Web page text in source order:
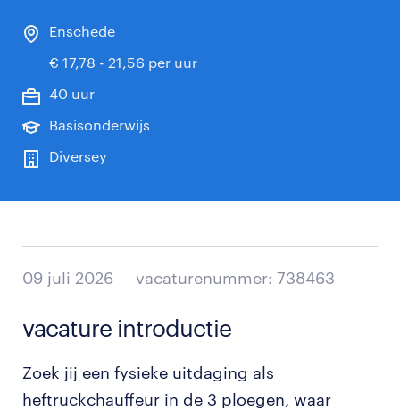
Enschede
€ 17,78 - 21,56 per uur
40 uur
Basisonderwijs
Diversey
09 juli 2026 vacaturenummer: 738463
vacature introductie
Zoek jij een fysieke uitdaging als
heftruckchauffeur in de 3 ploegen, waar